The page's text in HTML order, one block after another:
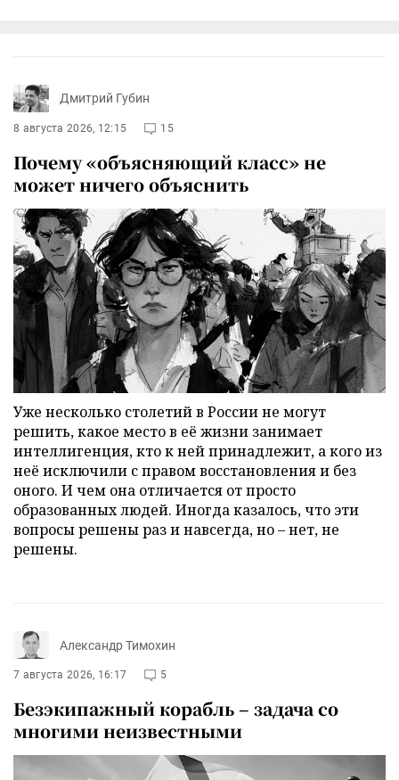
Дмитрий Губин
8 августа 2026, 12:15 15
Почему «объясняющий класс» не
может ничего объяснить
Уже несколько столетий в России не могут
решить, какое место в её жизни занимает
интеллигенция, кто к ней принадлежит, а кого из
неё исключили с правом восстановления и без
оного. И чем она отличается от просто
образованных людей. Иногда казалось, что эти
вопросы решены раз и навсегда, но – нет, не
решены.
Александр Тимохин
7 августа 2026, 16:17 5
Безэкипажный корабль – задача со
многими неизвестными